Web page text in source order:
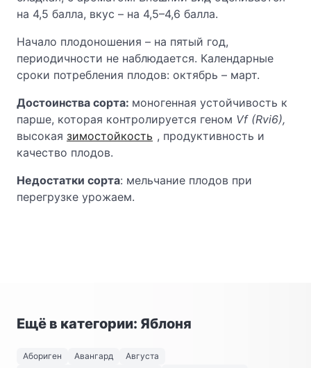
на 4,5 балла, вкус – на 4,5–4,6 балла.
Начало плодоношения – на пятый год,
периодичности не наблюдается. Календарные
сроки потребления плодов: октябрь – март.
Достоинства сорта: моногенная устойчивость к
парше, которая контролируется геном Vf (Rvi6),
высокая зимостойкость , продуктивность и
качество плодов.
Недостатки сорта: мельчание плодов при
перегрузке урожаем.
Ещё в категории: Яблоня
Абориген Авангард
Августа